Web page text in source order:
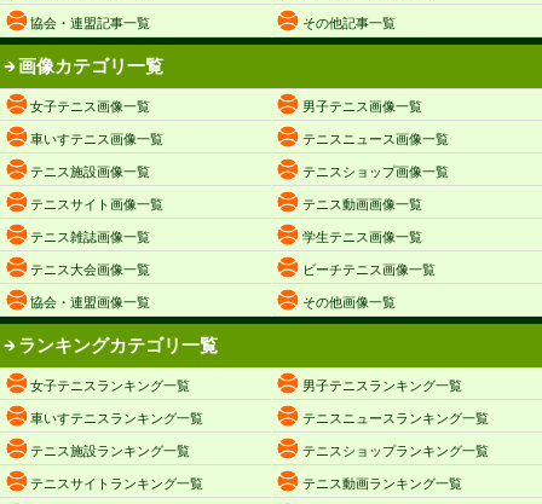
協会・連盟記事一覧 その他記事一覧
画像カテゴリ一覧
女子テニス画像一覧 男子テニス画像一覧
車いすテニス画像一覧 テニスニュース画像一覧
テニス施設画像一覧 テニスショップ画像一覧
テニスサイト画像一覧 テニス動画画像一覧
テニス雑誌画像一覧 学生テニス画像一覧
テニス大会画像一覧 ビーチテニス画像一覧
協会・連盟画像一覧 その他画像一覧
ランキングカテゴリ一覧
女子テニスランキング一覧 男子テニスランキング一覧
車いすテニスランキング一覧 テニスニュースランキング一覧
テニス施設ランキング一覧 テニスショップランキング一覧
テニスサイトランキング一覧 テニス動画ランキング一覧